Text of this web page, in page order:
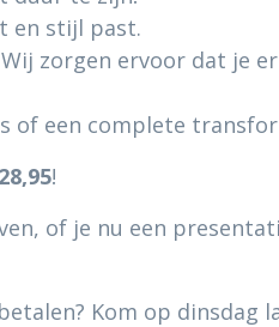
en stijl past.
zorgen ervoor dat je
of een complete
!
of je nu een
Kom op dinsdag